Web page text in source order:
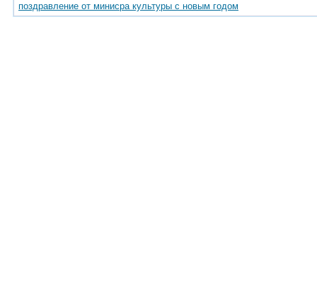
поздравление от минисра культуры с новым годом